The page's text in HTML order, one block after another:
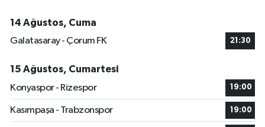
14 Ağustos, Cuma
Galatasaray - Çorum FK
21:30
15 Ağustos, Cumartesi
Konyaspor - Rizespor
19:00
Kasımpaşa - Trabzonspor 19:00